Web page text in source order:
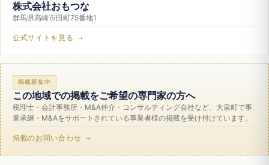
株式会社おもつな
群馬県高崎市田町75番地1
公式サイトを見る →
掲載募集中
この地域での掲載をご希望の専門家の方へ
税理士・会計事務所・M&A仲介・コンサルティング会社など、大泉町で事
業承継・M&Aをサポートされている事業者様の掲載を受け付けています。
掲載のお問い合わせ →